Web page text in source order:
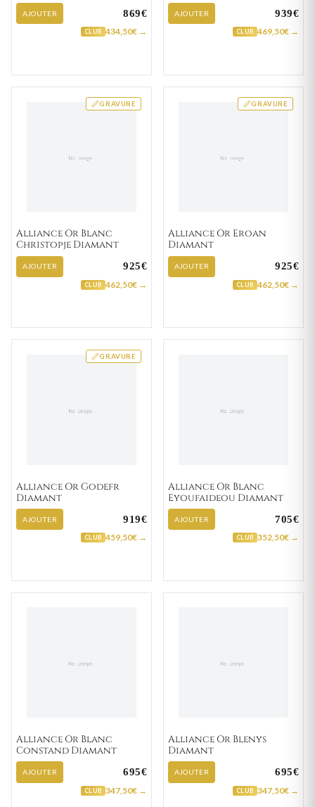
AJOUTER 869€
CLUB 434,50€ →
AJOUTER 939€
CLUB 469,50€ →
GRAVURE
Alliance Or Blanc
Christopje Diamant
AJOUTER 925€
CLUB 462,50€ →
GRAVURE
Alliance Or Eroan
Diamant
AJOUTER 925€
CLUB 462,50€ →
GRAVURE
Alliance Or Godefr
Diamant
AJOUTER 919€
CLUB 459,50€ →
Alliance Or Blanc
Eyoufaideou Diamant
AJOUTER 705€
CLUB 352,50€ →
Alliance Or Blanc
Constand Diamant
AJOUTER 695€
CLUB 347,50€ →
Alliance Or Blenys
Diamant
AJOUTER 695€
CLUB 347,50€ →